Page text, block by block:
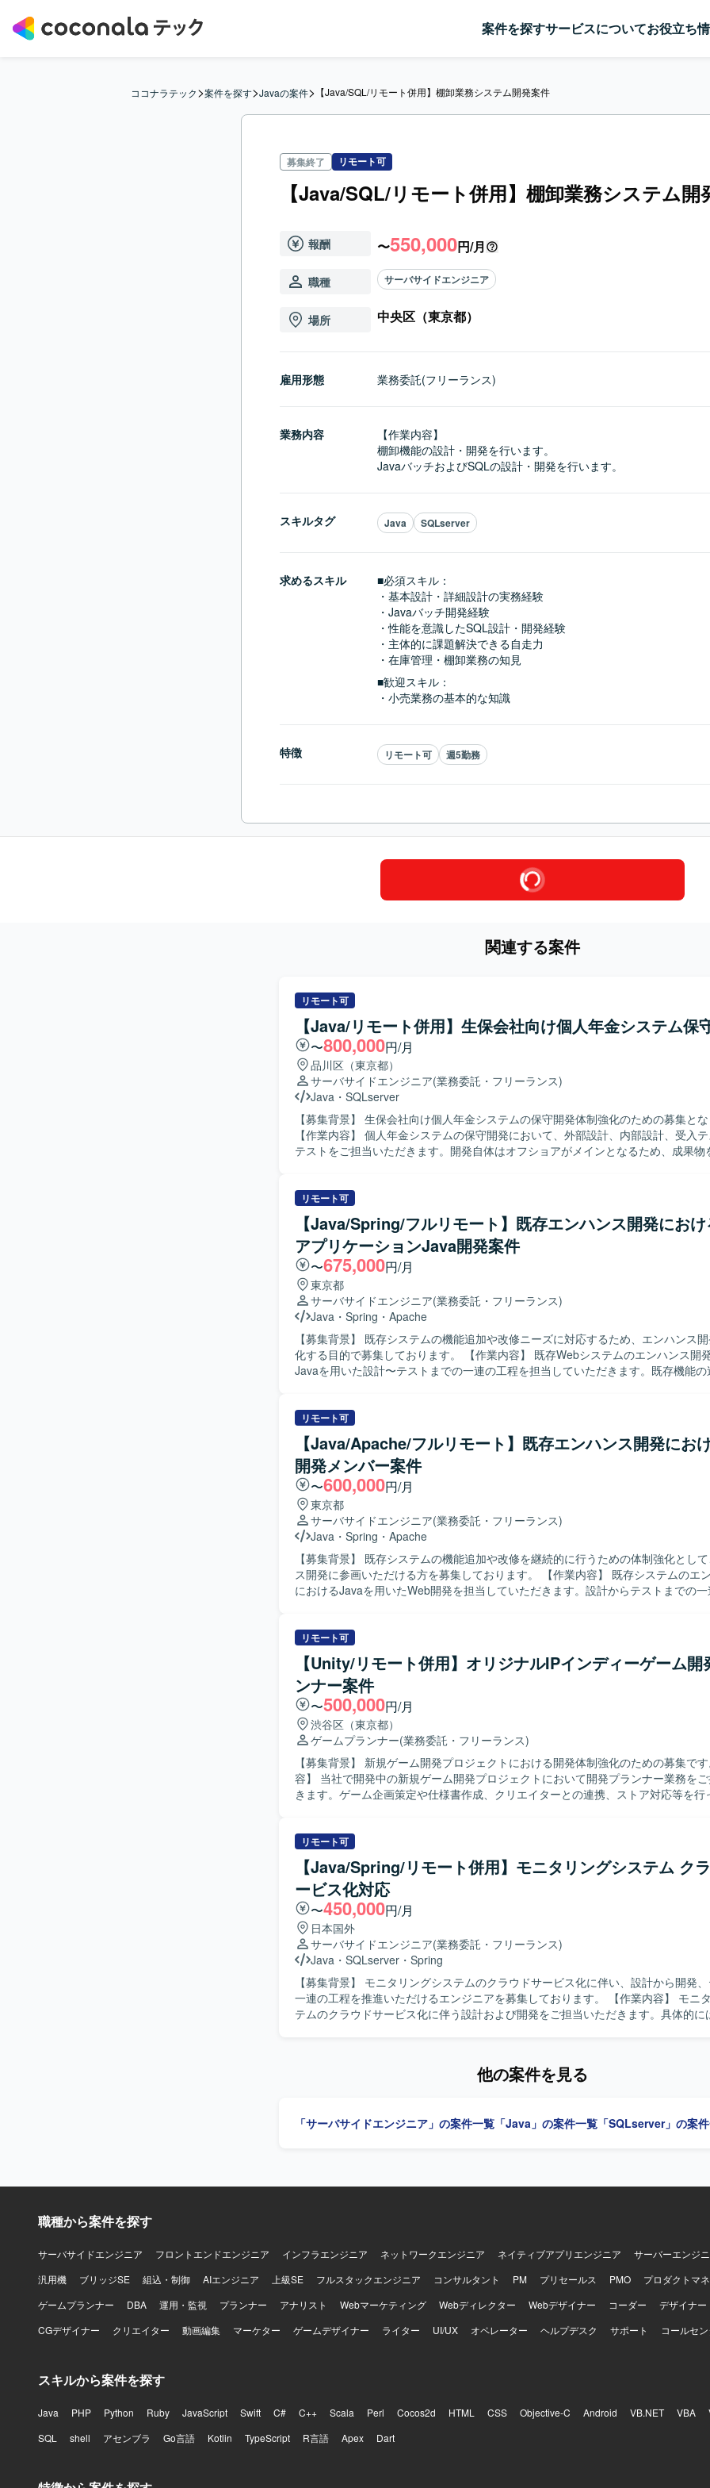
案件を探すサービスについてお役立ち
ココナラテック>案件を探す>Javaの案件> 【Java/SQL/リモート併用】棚卸業務システム開発案件
募集終了 リモート可
【Java/SQL/リモート併用】棚卸業務システム開
報酬 〜550,000円/月
職種 サーバサイドエンジニア
場所 中央区（東京都）
雇用形態 業務委託(フリーランス)
業務内容
【作業内容】
棚卸機能の設計・開発を行います。
JavaバッチおよびSQLの設計・開発を行います。
スキルタグ Java SQLserver
求めるスキル
■必須スキル：
・基本設計・詳細設計の実務経験
・Javaバッチ開発経験
・性能を意識したSQL設計・開発経験
・主体的に課題解決できる自走力
・在庫管理・棚卸業務の知見
■歓迎スキル：
・小売業務の基本的な知識
特徴 リモート可 週5勤務
関連する案件
リモート可
【Java/リモート併用】生保会社向け個人年金システム保
〜800,000円/月
品川区（東京都）
サーバサイドエンジニア(業務委託・フリーランス)
Java ・ SQLserver
【募集背景】 生保会社向け個人年金システムの保守開発体制強化のための募集と
【作業内容】 個人年金システムの保守開発において、外部設計、内部設計、受入
テストをご担当いただきます。開発自体はオフショアがメインとなるため、成果物
携を意識しながら、仕様整理や品質観点を踏まえて粘り強く対応いただける方です。 【ポ
ョンの魅力】 大規模な生保システムの保守開発を通じて、業務知識と設計～テス
の工程経験を積むことができます。オフショアとの協業を通じて、上流から下流ま
視点でシステム開発に携わることができる環境です。 【開発環境】 JavaおよびSQLを用いた生
保向け基幹システムの保守開発環境となります。
リモート可
【Java/Spring/フルリモート】既存エンハンス開発にお
アプリケーションJava開発案件
〜675,000円/月
東京都
サーバサイドエンジニア(業務委託・フリーランス)
Java ・ Spring ・ Apache
【募集背景】 既存システムの機能追加や改修ニーズに対応するため、エンハンス
化する目的で募集しております。 【作業内容】 既存Webシステムのエンハンス開発において、
Javaを用いた設計〜テストまでの一連の工程を担当していただきます。既存機能
ら進めていただきます。 【求める人物像】 自発的に課題やリスクを発見し、関係者を巻き込み
ながら解決に動ける方を求めております。顧客に対して分かりやすく説明できるコ
ション力を持ち、新しい領域にも主体的にキャッチアップできる方にご活躍いただ
えております。 【ポジションの魅力】 既存システムのエンハンス開発を通じて、上流からテス
トまで一貫したWebアプリケーション開発経験を積むことができます。他者成果物
や顧客との調整を通じて、技術スキルだけでなくコミュニケーション力や課題解決
いくことができます。生成AIを活用した新しい開発スタイルにチャレンジできる環
【開発環境】 Javaを中心としたWebアプリケーション開発環境のもと、Apacheや
したシステムの機能追加・改修を行っております。Spring系フレームワークなどを
スタイルに触れる機会もございます。
リモート可
【Java/Apache/フルリモート】既存エンハンス開発にお
開発メンバー案件
〜600,000円/月
東京都
サーバサイドエンジニア(業務委託・フリーランス)
Java ・ Spring ・ Apache
【募集背景】 既存システムの機能追加や改修を継続的に行うための体制強化とし
ス開発に参画いただける方を募集しております。 【作業内容】 既存システムのエンハンス開発
におけるJavaを用いたWeb開発を担当していただきます。設計からテストまでの
ョアでの開発体制と連携して進めていただきます。 【求める人物像】 指示待ちではなく、自発
的に発信や議論ができるマインドをお持ちの方を求めております。課題やリスクを
し、周囲を巻き込みながら解決を推進できる方、知らない領域にも主体的にキャッ
し、臨機応変に対応できる方を歓迎いたします。 【ポジションの魅力】 既存システムのエンハ
ンス開発を通じて、設計からテストまで一連の工程を経験できる環境です。オフシ
の協業を通じてコミュニケーション力やマネジメント力も磨いていただけます。生
活用にも取り組めるため、最新技術の活用経験を積むことができます。 【開発環境】 Javaを用
いたWebアプリケーション開発環境となっております。ApacheおよびRDBを利用
構成の中で、設計からテストまで一貫した開発経験を積んでいただけます。
リモート可
【Unity/リモート併用】オリジナルIPインディーゲーム開
ンナー案件
〜500,000円/月
渋谷区（東京都）
ゲームプランナー(業務委託・フリーランス)
【募集背景】 新規ゲーム開発プロジェクトにおける開発体制強化のための募集です。 【作
容】 当社で開発中の新規ゲーム開発プロジェクトにおいて開発プランナー業務を
きます。ゲーム企画策定や仕様書作成、クリエイターとの連携、ストア対応等を行
インディーゲームやアドベンチャーゲームへの強い興味や知見をお持ちで、主体的
見し解決しながら業務を推進いただける方を求めています。チームでのものづくり
少数精鋭な環境で職能にこだわらず幅広い業務に携わることにやりがいを感じてい
を歓迎いたします。 【ポジションの魅力】 オリジナルIPや有力IPによる大規模ゲーム開発から
インディーゲーム開発まで、多様なプロジェクトに企画初期段階から運用・海外展
通貫で関わることができます。IPの価値最大化を目指したものづくりを経験でき、
の開発体制と高度な運用ノウハウを生かした長期的なヒットタイトル創出に携わる
ます。自律的に価値創出を行うカルチャーの中で、大きな裁量を持って挑戦できる
【開発環境】 ゲーム開発に最適な機材を含む環境が整備されており、ご希望に応
材や勉強会参加、R&D等の技術投資が行われます。快適なオフィス環境やリラク
ペースなども備えた開発環境となっております。
リモート可
【Java/Spring/リモート併用】モニタリングシステム ク
ービス化対応
〜450,000円/月
日本国外
サーバサイドエンジニア(業務委託・フリーランス)
Java ・ SQLserver ・ Spring
【募集背景】 モニタリングシステムのクラウドサービス化に伴い、設計から開発
一連の工程を推進いただけるエンジニアを募集しております。 【作業内容】 モニタリングシス
テムのクラウドサービス化に伴う設計および開発をご担当いただきます。具体的に
体的に推進し、周囲と積極的にコミュニケーションを取りながら業務を進めていた
期的な参画を通じてクラウドおよびWebサービス開発に関する知見を深めていた
他の案件を見る
「サーバサイドエンジニア」の案件一覧 「Java」の案件一覧 「SQLserver」の案
職種から案件を探す
サーバサイドエンジニア フロントエンドエンジニア インフラエンジニア ネットワークエンジニア ネイティブアプリエンジニア
サーバーエンジ
汎用機
ブリッジSE 組込・制御 AIエンジニア 上級SE フルスタックエンジニア コンサルタント PM プリセールス PMO
プロダクトマ
ゲームプランナー
DBA 運用・監視 プランナー アナリスト Webマーケティング Webディレクター Webデザイナー コーダー
デザイナー
CGデザイナー
クリエイター 動画編集 マーケター ゲームデザイナー ライター UI/UX オペレーター ヘルプデスク サポート コールセ
スキルから案件を探す
Java PHP Python Ruby JavaScript Swift C# C++ Scala Perl Cocos2d HTML CSS Objective-C Android VB.NET VBA
SQL
shell アセンブラ Go言語 Kotlin TypeScript R言語 Apex Dart